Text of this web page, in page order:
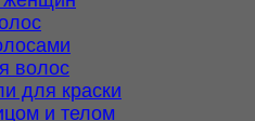
волос
для краски
и телом